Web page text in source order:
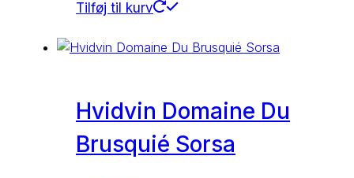
Tilføj til kurv
Hvidvin Domaine Du
Brusquié Sorsa